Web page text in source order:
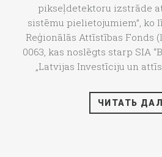
pikseļdetektoru izstrāde
sistēmu pielietojumiem”, ko
Reģionālās Attīstības Fonds
0063, kas noslēgts starp SIA
„Latvijas Investīciju un
ЧИТАТЬ